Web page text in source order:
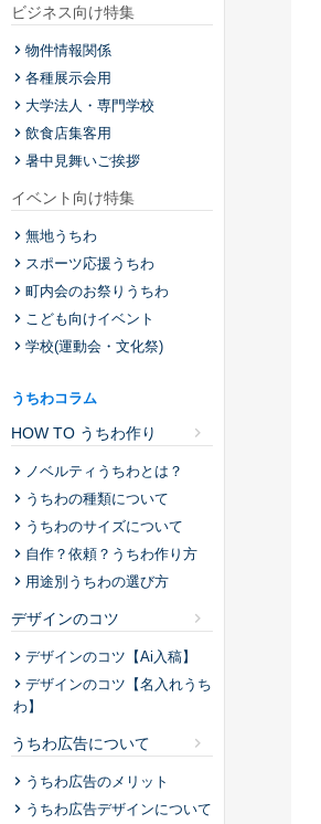
ビジネス向け特集
物件情報関係
各種展示会用
大学法人・専門学校
飲食店集客用
暑中見舞いご挨拶
イベント向け特集
無地うちわ
スポーツ応援うちわ
町内会のお祭りうちわ
こども向けイベント
学校(運動会・文化祭)
うちわコラム
HOW TO うちわ作り
ノベルティうちわとは？
うちわの種類について
うちわのサイズについて
自作？依頼？うちわ作り方
用途別うちわの選び方
デザインのコツ
デザインのコツ【Ai入稿】
デザインのコツ【名入れうち
わ】
うちわ広告について
うちわ広告のメリット
うちわ広告デザインについて